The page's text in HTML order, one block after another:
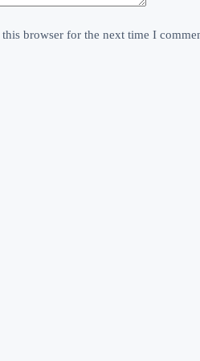
browser for the next time I